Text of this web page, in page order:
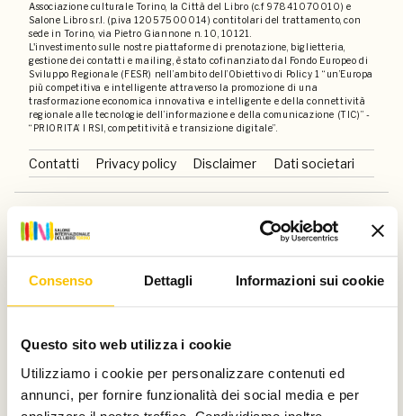
Consenso Dettagli Informazioni sui cookie
Questo sito web utilizza i cookie
Utilizziamo i cookie per personalizzare contenuti ed
annunci, per fornire funzionalità dei social media e per
Associazione culturale Torino, la Città del Libro (c.f 97841070010) e
Salone Libro s.r.l. (p.iva 12057500014) contitolari del trattamento, con
sede in Torino, via Pietro Giannone n. 10, 10121.
L'investimento sulle nostre piattaforme di prenotazione, biglietteria,
gestione dei contatti e mailing, è stato cofinanziato dal Fondo Europeo di
Sviluppo Regionale (FESR) nell’ambito dell’Obiettivo di Policy 1 “un’Europa
più competitiva e intelligente attraverso la promozione di una
trasformazione economica innovativa e intelligente e della connettività
regionale alle tecnologie dell’informazione e della comunicazione (TIC)” -
“PRIORITA’ I RSI, competitività e transizione digitale”.
Contatti Privacy policy Disclaimer Dati societari
Un progetto di